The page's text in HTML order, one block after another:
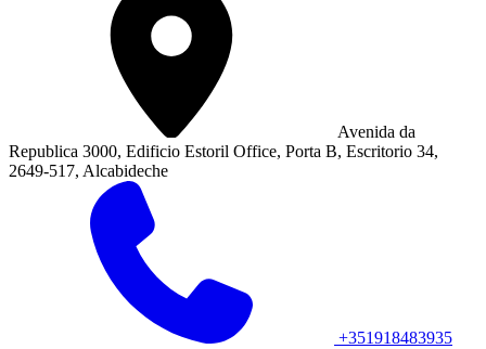
Avenida da
Republica 3000, Edificio Estoril Office, Porta B, Escritorio 34,
2649-517, Alcabideche
+351918483935